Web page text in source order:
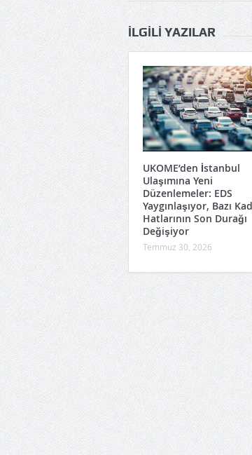
İLGILI YAZILAR
UKOME’den İstanbul
Ulaşımına Yeni
Düzenlemeler: EDS
Yaygınlaşıyor, Bazı
Hatlarının Son Durağı
Değişiyor
Temmuz 30, 2026